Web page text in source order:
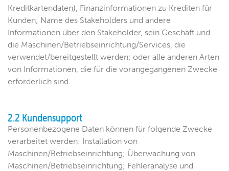
Kreditkartendaten), Finanzinformationen zu Krediten für
Kunden; Name des Stakeholders und andere
Informationen über den Stakeholder, sein Geschäft und
die Maschinen/Betriebseinrichtung/Services, die
verwendet/bereitgestellt werden; oder alle anderen Arten
von Informationen, die für die vorangegangenen Zwecke
erforderlich sind.
2.2 Kundensupport
Personenbezogene Daten können für folgende Zwecke
verarbeitet werden: Installation von
Maschinen/Betriebseinrichtung; Überwachung von
Maschinen/Betriebseinrichtung; Fehleranalyse und